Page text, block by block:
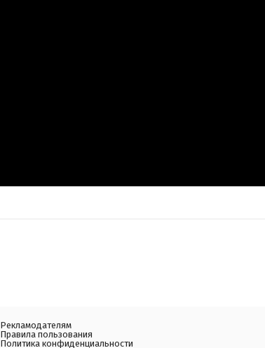
Рекламодателям
Правила пользования
Политика конфиденциальности